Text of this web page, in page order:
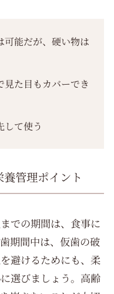
可能だが、硬い物は
た目もカバーでき
して使う
管理ポイント
での期間は、食事に
期間中は、仮歯の破
避けるためにも、柔
選びましょう。高齢